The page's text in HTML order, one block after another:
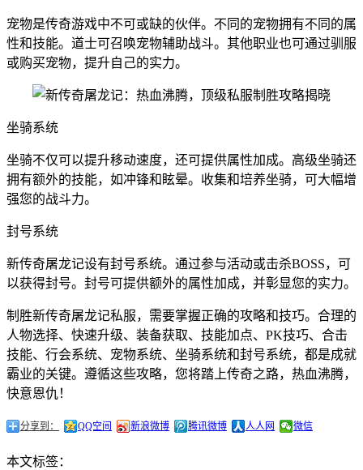
宠物是传奇游戏中不可或缺的伙伴。不同的宠物拥有不同的属
性和技能。道士可召唤宠物辅助战斗。其他职业也可通过驯服
或购买宠物，提升自己的实力。
坐骑系统
坐骑不仅可以提升移动速度，还可提供属性加成。高级坐骑还
拥有额外的技能，如冲锋和眩晕。收集和培养坐骑，可大幅增
强您的战斗力。
封号系统
新传奇屠龙记设有封号系统。通过参与活动或击杀BOSS，可
以获得封号。封号可提供额外的属性加成，并彰显您的实力。
制胜新传奇屠龙记私服，需要掌握正确的攻略和技巧。合理的
人物选择、快速升级、装备获取、技能加点、PK技巧、合击
技能、行会系统、宠物系统、坐骑系统和封号系统，都是成就
霸业的关键。遵循这些攻略，您将踏上传奇之路，热血沸腾，
快意恩仇！
分享到： QQ空间 新浪微博 腾讯微博 人人网 微信
本文标签：